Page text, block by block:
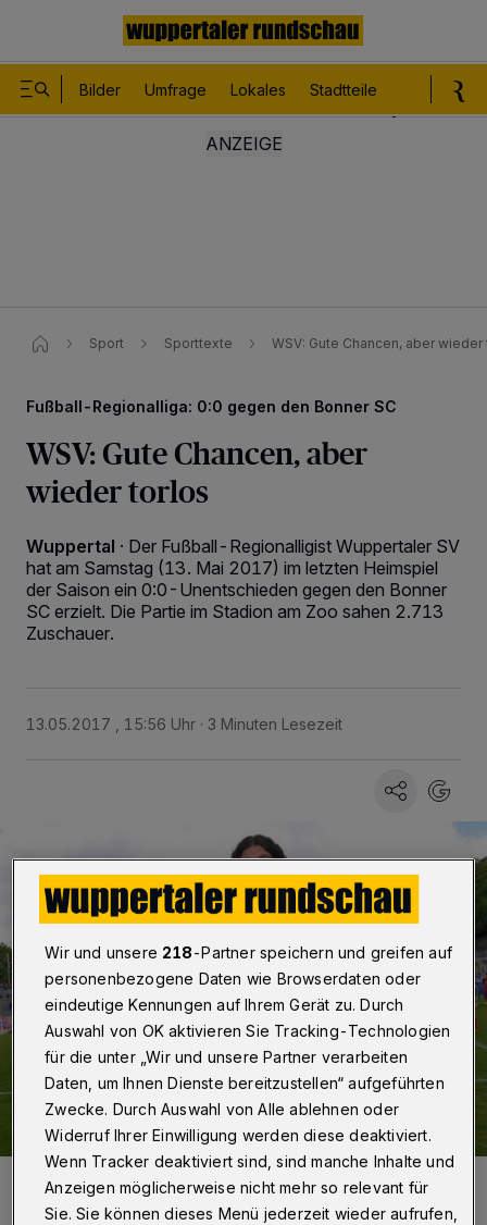
Bilder Umfrage Lokales Stadtteile
Sport Sporttexte WSV: Gute Chancen, aber
Fußball-Regionalliga: 0:0 gegen den Bonner SC
WSV: Gute Chancen, aber
wieder torlos
Wuppertal · Der Fußball-Regionalligist Wuppertaler SV
hat am Samstag (13. Mai 2017) im letzten Heimspiel
der Saison ein 0:0-Unentschieden gegen den Bonner
SC erzielt. Die Partie im Stadion am Zoo sahen 2.713
Zuschauer.
13.05.2017 , 15:56 Uhr 3 Minuten Lesezeit
Aydogmus.
Foto: Dirk Freund
Wir und unsere 218-Partner speichern und greifen auf
personenbezogene Daten wie Browserdaten oder
eindeutige Kennungen auf Ihrem Gerät zu. Durch
Auswahl von OK aktivieren Sie Tracking-Technologien
für die unter „Wir und unsere Partner verarbeiten
Daten, um Ihnen Dienste bereitzustellen“ aufgeführten
Zwecke. Durch Auswahl von Alle ablehnen oder
Widerruf Ihrer Einwilligung werden diese deaktiviert.
Wenn Tracker deaktiviert sind, sind manche Inhalte und
Anzeigen möglicherweise nicht mehr so relevant für
Sie. Sie können dieses Menü jederzeit wieder aufrufen,